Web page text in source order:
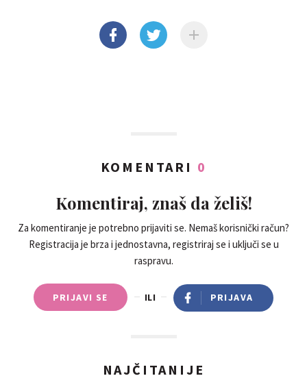
KOMENTARI 0
Komentiraj, znaš da želiš!
Za komentiranje je potrebno prijaviti se. Nemaš korisnički račun?
Registracija je brza i jednostavna, registriraj se i uključi se u
raspravu.
PRIJAVI SE ILI PRIJAVA
NAJČITANIJE